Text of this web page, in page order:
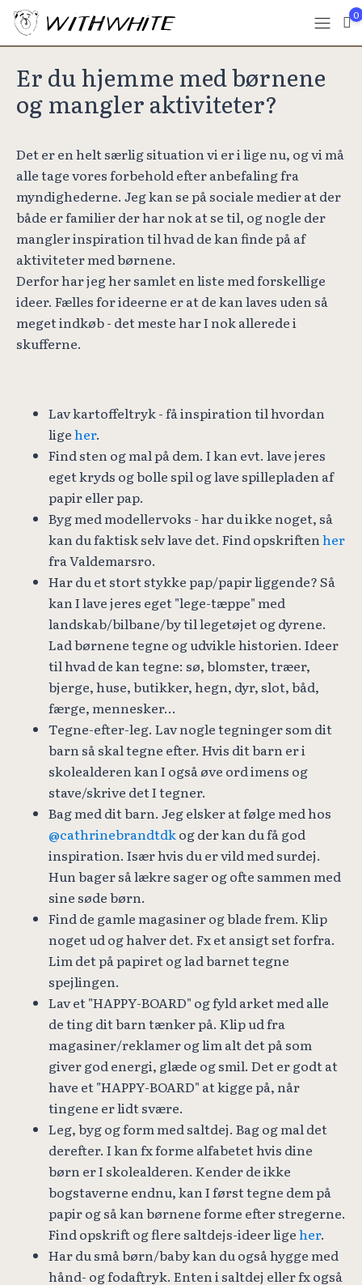
0
Er du hjemme med børnene
og mangler aktiviteter?
Det er en helt særlig situation vi er i lige nu, og vi må
alle tage vores forbehold efter anbefaling fra
myndighederne. Jeg kan se på sociale medier at der
både er familier der har nok at se til, og nogle der
mangler inspiration til hvad de kan finde på af
aktiviteter med børnene.
Derfor har jeg her samlet en liste med forskellige
ideer. Fælles for ideerne er at de kan laves uden så
meget indkøb - det meste har I nok allerede i
skufferne.
Lav kartoffeltryk - få inspiration til hvordan
ligeher.
Find sten og mal på dem. I kan evt. lave jeres
eget kryds og bolle spil og lave spillepladen af
papir eller pap.
Byg med modellervoks - har du ikke noget, så
kan du faktisk selv lave det. Find opskriftenher
fra Valdemarsro.
Har du et stort stykke pap/papir liggende? Så
kan I lave jeres eget "lege-tæppe" med
landskab/bilbane/by til legetøjet og dyrene.
Lad børnene tegne og udvikle historien. Ideer
til hvad de kan tegne: sø, blomster, træer,
bjerge, huse, butikker, hegn, dyr, slot, båd,
færge, mennesker...
Tegne-efter-leg. Lav nogle tegninger som dit
barn så skal tegne efter. Hvis dit barn er i
skolealderen kan I også øve ord imens og
stave/skrive det I tegner.
Bag med dit barn. Jeg elsker at følge med hos
@cathrinebrandtdkog der kan du få god
inspiration. Især hvis du er vild med surdej.
Hun bager så lækre sager og ofte sammen med
sine søde børn.
Find de gamle magasiner og blade frem. Klip
noget ud og halver det. Fx et ansigt set forfra.
Lim det på papiret og lad barnet tegne
spejlingen.
Lav et "HAPPY-BOARD" og fyld arket med alle
de ting dit barn tænker på. Klip ud fra
magasiner/reklamer og lim alt det på som
giver god energi, glæde og smil. Det er godt at
have et "HAPPY-BOARD" at kigge på, når
tingene er lidt svære.
Leg, byg og form med saltdej. Bag og mal det
derefter. I kan fx forme alfabetet hvis dine
børn er I skolealderen. Kender de ikke
bogstaverne endnu, kan I først tegne dem på
papir og så kan børnene forme efter stregerne.
Find opskrift og flere saltdejs-ideer ligeher.
Har du små børn/baby kan du også hygge med
hånd- og fodaftryk. Enten i saltdej eller fx også